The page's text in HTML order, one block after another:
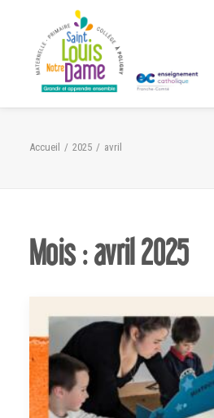
Accueil 2025 avril
Mois : avril 2025
Panneau de gestion des cookies